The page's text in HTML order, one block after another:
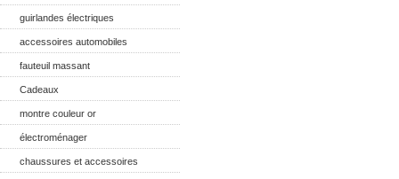
guirlandes électriques
accessoires automobiles
fauteuil massant
Cadeaux
montre couleur or
électroménager
chaussures et accessoires